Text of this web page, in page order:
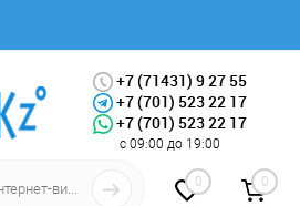
Вход Регистрация
+7 (71431) 9 27 55
+7 (701) 523 22 17
+7 (701) 523 22 17
с 09:00 до 19:00
0 0